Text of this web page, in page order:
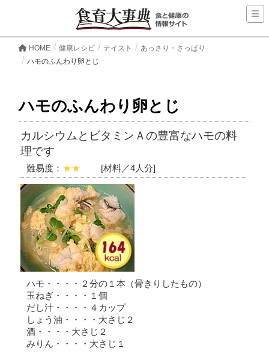
HOME 健康レシピ テイスト
あっさり・さっぱり
ハモのふんわり卵とじ
ハモのふんわり卵とじ
カルシウムとビタミンＡの豊富なハモの料
理です
難易度： ★★ [材料／4人分]
ハモ・・・・２分の１本（骨きりしたもの）
玉ねぎ・・・・１個
だし汁・・・・４カップ
しょう油・・・・大さじ２
酒・・・・大さじ２
みりん・・・・大さじ１